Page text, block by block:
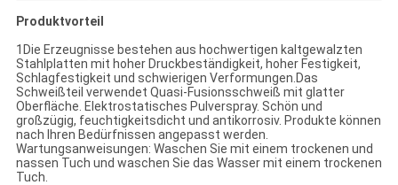
Produktvorteil
1Die Erzeugnisse bestehen aus hochwertigen kaltgewalzten
Stahlplatten mit hoher Druckbeständigkeit, hoher Festigkeit,
Schlagfestigkeit und schwierigen Verformungen.Das
Schweißteil verwendet Quasi-Fusionsschweiß mit glatter
Oberfläche. Elektrostatisches Pulverspray. Schön und
großzügig, feuchtigkeitsdicht und antikorrosiv. Produkte können
nach Ihren Bedürfnissen angepasst werden.
Wartungsanweisungen: Waschen Sie mit einem trockenen und
nassen Tuch und waschen Sie das Wasser mit einem trockenen
Tuch.